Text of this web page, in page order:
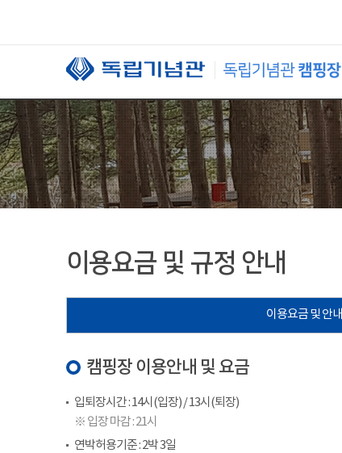
이용요금 및 규정 안내
이용요금 및 안내
캠핑장 이용안내 및 요금
입퇴장시간 : 14시(입장) / 13시(퇴장)
※ 입장 마감 : 21시
연박허용기준 : 2박 3일